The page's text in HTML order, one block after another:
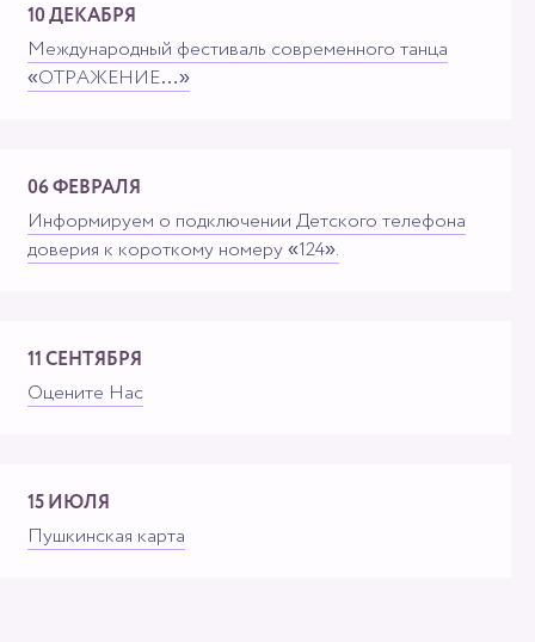
10 ДЕКАБРЯ
Международный фестиваль современного танца
«ОТРАЖЕНИЕ…»
06 ФЕВРАЛЯ
Информируем о подключении Детского телефона
доверия к короткому номеру «124».
11 СЕНТЯБРЯ
Оцените Нас
15 ИЮЛЯ
Пушкинская карта